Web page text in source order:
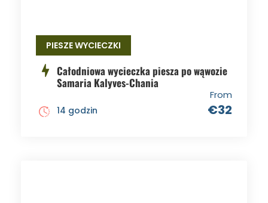
PIESZE WYCIECZKI
Całodniowa wycieczka piesza po wąwozie
Samaria Kalyves-Chania
From
€32
14 godzin